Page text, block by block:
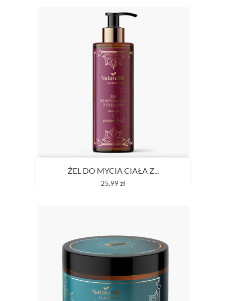
ŻEL DO MYCIA CIAŁA Z...
Cena
25,99 zł